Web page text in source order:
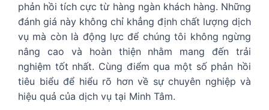
phản hồi tích cực từ hàng ngàn khách hàng. Những
đánh giá này không chỉ khẳng định chất lượng dịch
vụ mà còn là động lực để chúng tôi không ngừng
nâng cao và hoàn thiện nhằm mang đến trải
nghiệm tốt nhất. Cùng điểm qua một số phản hồi
tiêu biểu để hiểu rõ hơn về sự chuyên nghiệp và
hiệu quả của dịch vụ tại Minh Tâm.